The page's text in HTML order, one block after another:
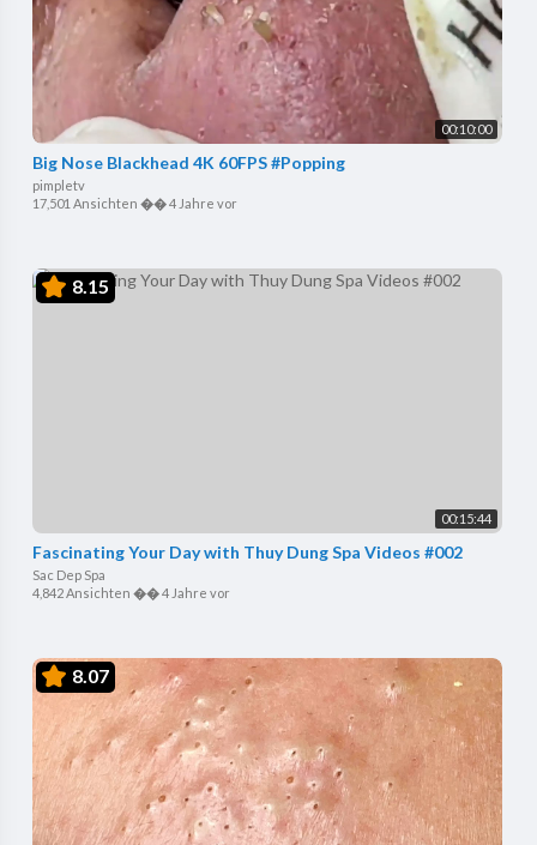
00:10:00
Big Nose Blackhead 4K 60FPS #Popping
pimpletv
17,501 Ansichten ��4 Jahre vor
8.15
00:15:44
Fascinating Your Day with Thuy Dung Spa Videos #002
Sac Dep Spa
4,842 Ansichten ��4 Jahre vor
8.07